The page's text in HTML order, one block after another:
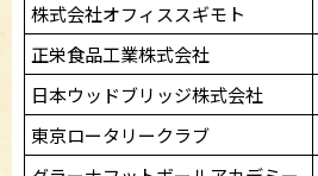
株式会社オフィススギモト
正栄食品工業株式会社
日本ウッドブリッジ株式会社
東京ロータリークラブ